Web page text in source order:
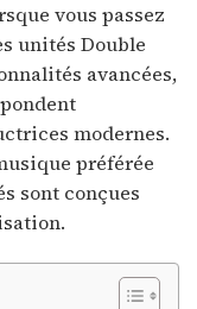
vous passez
unités Double
avancées,
modernes.
préférée
sont conçues